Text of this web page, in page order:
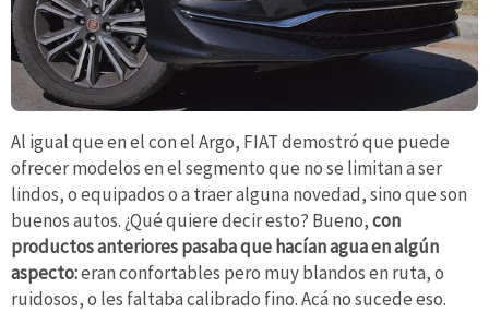
Al igual que en el con el Argo, FIAT demostró que puede
ofrecer modelos en el segmento que no se limitan a ser
lindos, o equipados o a traer alguna novedad, sino que son
buenos autos. ¿Qué quiere decir esto? Bueno,con
productos anteriores pasaba que hacían agua en algún
aspecto:eran confortables pero muy blandos en ruta, o
ruidosos, o les faltaba calibrado fino. Acá no sucede eso.